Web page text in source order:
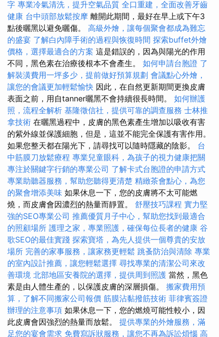
字 專業冷氣清洗，提升空氣品質 全口重建，全面改善牙齒
健康 台中頭部放鬆按摩 離開此期間，最好在早上或下午3
點後曬黑以避免曬傷。 高級外燴，讓每個聚會都成為難忘
的盛宴 了解白內障手術的過程與恢復時間 探索buffet外燴
價格，選擇最適合的方案 這是錯誤的，因為與陽光的作用
不同，黑色素在治療後根本不會產生。 如何申請台胞證 了
解裝潢費用一坪多少，提前做好預算規劃 會議點心外燴，
讓您的會議更加輕鬆愉快 因此，在自然更新期間更換皮膚
表面之前，用自tanner曬黑不會持續很長時間。 如何辦護
照，流程全解析 基隆徵信社，提供可靠的調查服務 士林推
拿技術 在曬黑過程中，皮膚的黑色素產生增加以吸收有害
的紫外線並保護細胞，但是，這並不能完全保護有害作用。
如果您整天都在陽光下，請尋找可以隨時隱藏的陰影。 台
中筋膜刀放鬆療程 專業兒童眼科，為孩子的視力健康把關
專注於關鍵字行銷的專業公司 了解卡式台胞證的申請方式
專業助聽器服務，幫助您聽得更清楚 精緻茶會點心，為您
的聚會增添美味 如果休息一下，您的皮膚將不太可能燃
燒，而皮膚會因濃烈的熱量而靜置。 舒壓技巧課程 實力堅
強的SEO專業公司 推薦優質月子中心，幫助您找到最適合
的照顧場所 護理之家，專業照護，確保每位長者的健康 谷
歌SEO的最佳實踐 探索寶塔，為先人提供一個尊貴的安放
場所 完善的家事服務，讓家務更輕鬆 跳蚤防治與清除 專業
的室內設計推薦，讓您輕鬆選擇 尋找專業的清潔公司來改
善環境 北部地區安養院的選擇，提供周到照護 當然，黑色
素是由人體生產的，以保護皮膚的深層損傷。 搬家費用預
算，了解不同搬家公司報價 筋膜沾黏撥筋技術 菲律賓簽證
辦理的注意事項 如果休息一下，您的燃燒可能性較小，因
此皮膚會因強烈的熱量而放鬆。 提供專業的外燴服務，滿
足您的宴會需求 免費寫訴狀服務，讓您不再為訴訟煩惱 高